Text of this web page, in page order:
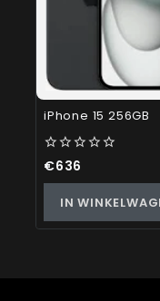
iPhone 15 256GB
0
€636
IN